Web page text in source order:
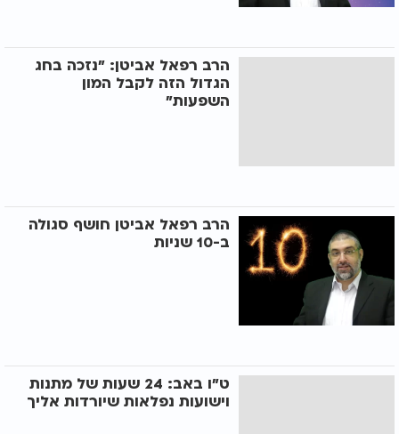
הרב רפאל אביטן: "נזכה בחג
הגדול הזה לקבל המון
השפעות"
הרב רפאל אביטן חושף סגולה
ב-10 שניות
ט"ו באב: 24 שעות של מתנות
וישועות נפלאות שיורדות אליך